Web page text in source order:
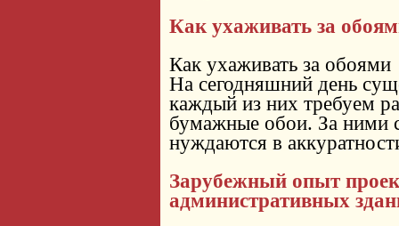
Как ухаживать за
Как ухаживать за обоями
На сегодняшний день
каждый из них требуем
бумажные обои. За ними
нуждаются в
Зарубежный опыт
административных